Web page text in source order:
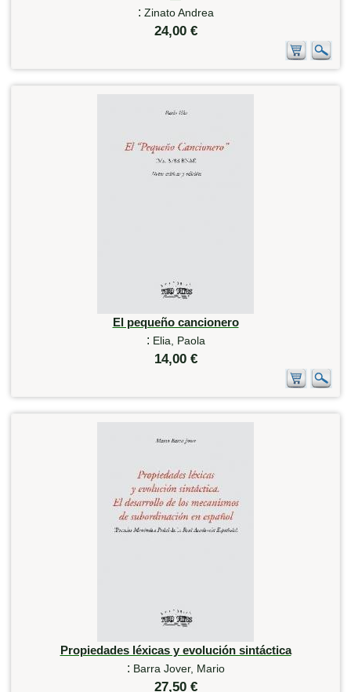
: Zinato Andrea
24,00 €
El pequeño cancionero
: Elia, Paola
14,00 €
Propiedades léxicas y evolución sintáctica
: Barra Jover, Mario
27,50 €